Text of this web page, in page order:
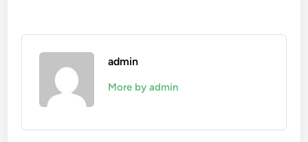
admin
More by admin